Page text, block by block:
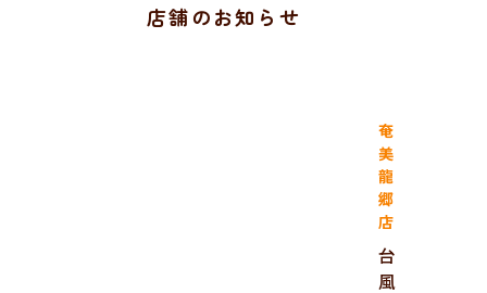
店舗のお知らせ
奄
美
龍
郷
店
台
風